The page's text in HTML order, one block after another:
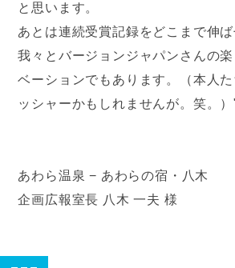
と思います。
あとは連続受賞記録をどこまで伸
我々とバージョンジャパンさんの
ベーションでもあります。（本人
ッシャーかもしれませんが。笑。）
あわら温泉 − あわらの宿・
企画広報室長 八木 一夫 様